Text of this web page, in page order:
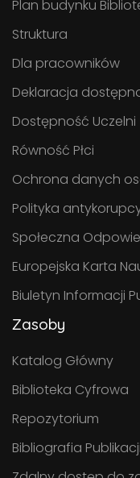
Plan budynku
Struktura
Dla pracowników
Deklaracja
Dostępność Uczelni
Równość Płci
Ochrona danych
Polityka
Społeczna
Europejska Karta
Biuletyn Informacji
Zasoby
Katalog Główny
Biblioteka Cyfrowa
Repozytorium
Bibliografia